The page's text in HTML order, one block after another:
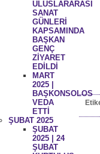
ULUSLARARASI
SANAT
GÜNLERİ
KAPSAMINDA
BAŞKAN
GENÇ
ZİYARET
EDİLDİ
MART
2025 |
BAŞKONSOLOS
VEDA
ETTİ
ŞUBAT 2025
ŞUBAT
2025 | 24
ŞUBAT